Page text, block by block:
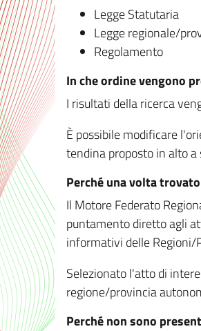
Legge Statutaria
Legge regionale/
Regolamento
In che ordine vengono
I risultati della ricerca
È possibile modificare
tendina proposto in alto
Perché una volta
Il Motore Federato
puntamento diretto agli
informativi delle Regioni/
Selezionato l'atto di
regione/provincia
Perché non sono